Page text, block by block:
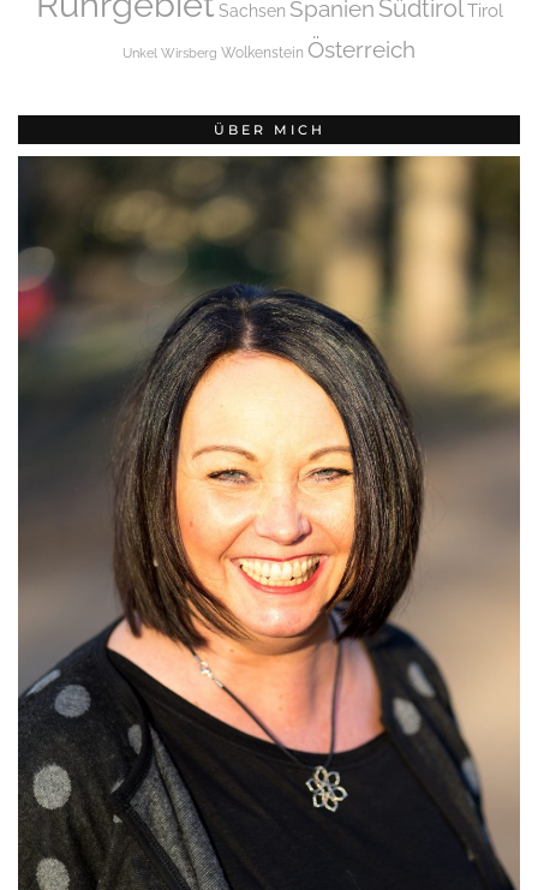
Sachsen Spanien SüdtirolTirol
Unkel Wirsberg Wolkenstein Österreich
ÜBER MICH